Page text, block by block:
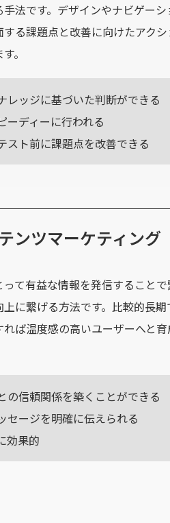
法です。デザインやナビゲー
る課題点と改善に向けたアクシ
。
レッジに基づいた判断ができる
ーディーに行われる
スト前に課題点を改善できる
ンツマーケティング
て有益な情報を発信すること
に繋げる方法です。比較的長
れば温度感の高いユーザーへと
の信頼関係を築くことができる
セージを明確に伝えられる
効果的